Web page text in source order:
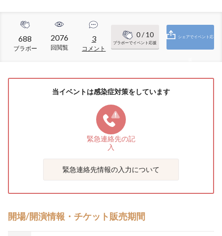
688
ブラボー
2076
回閲覧
3
コメント
0/ 10
ブラボーでイベント応援
シェアでイベント応
当イベントは感染症対策をしています
緊急連絡先の記
入
緊急連絡先情報の入力について
開場/開演情報・チケット販売期間